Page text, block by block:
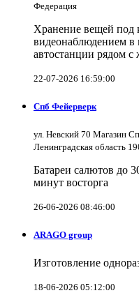
Федерация
Хранение вещей под
видеонаблюдением в
автостанции рядом
22-07-2026 16:59:00
Спб Фейерверк
ул. Невский 70 Магазин
Ленинградская область
Батареи салютов до
минут восторга
26-06-2026 08:46:00
ARAGO group
Изготовление
18-06-2026 05:12:00